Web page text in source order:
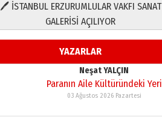
🖊 İSTANBUL ERZURUMLULAR VAKFI SANAT
GALERİSİ AÇILIYOR
YAZARLAR
Yusuf POLAT
Şampiyonluk Sebahattin
Şirin’e yazar
11 Mayıs 2026 Pazartesi
Neşat YALÇIN
Paranın Aile Kültüründeki Yeri
03 Ağustos 2026 Pazartesi